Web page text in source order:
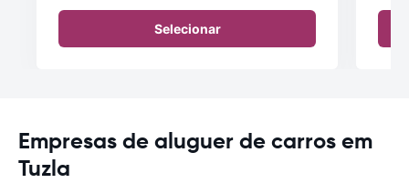
Selecionar
Empresas de aluguer de carros em
Tuzla